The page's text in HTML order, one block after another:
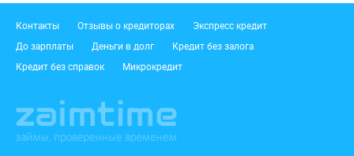
Подвал
Контакты Отзывы о кредиторах
Экспресс кредит
До зарплаты
Деньги в долг
Кредит без залога
Кредит без справок
Микрокредит